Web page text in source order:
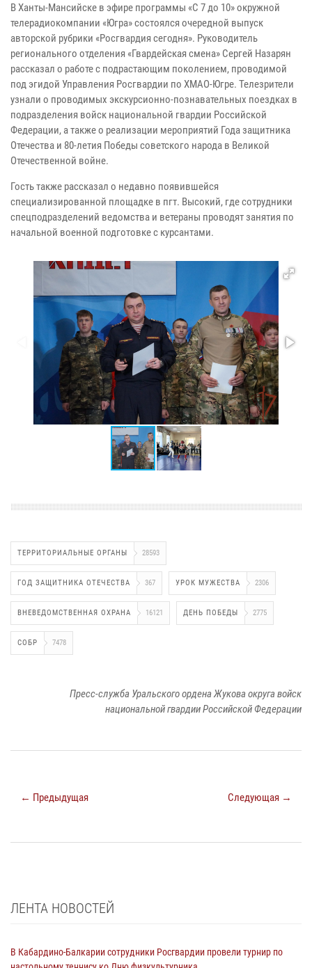
В Ханты-Мансийске в эфире программы «С 7 до 10» окружной
телерадиокомпании «Югра» состоялся очередной выпуск
авторской рубрики «Росгвардия сегодня». Руководитель
регионального отделения «Гвардейская смена» Сергей Назарян
рассказал о работе с подрастающим поколением, проводимой
под эгидой Управления Росгвардии по ХМАО-Югре. Телезрители
узнали о проводимых экскурсионно-познавательных поездках в
подразделения войск национальной гвардии Российской
Федерации, а также о реализации мероприятий Года защитника
Отечества и 80-летия Победы советского народа в Великой
Отечественной войне.
Гость также рассказал о недавно появившейся
специализированной площадке в пгт. Высокий, где сотрудники
спецподразделений ведомства и ветераны проводят занятия по
начальной военной подготовке с курсантами.
ТЕРРИТОРИАЛЬНЫЕ ОРГАНЫ 28593
ГОД ЗАЩИТНИКА ОТЕЧЕСТВА 367 УРОК МУЖЕСТВА 2306
ВНЕВЕДОМСТВЕННАЯ ОХРАНА 16121 ДЕНЬ ПОБЕДЫ 2775
СОБР 7478
Пресс-служба Уральского ордена Жукова округа войск
национальной гвардии Российской Федерации
← Предыдущая Следующая →
ЛЕНТА НОВОСТЕЙ
В Кабардино-Балкарии сотрудники Росгвардии провели турнир по